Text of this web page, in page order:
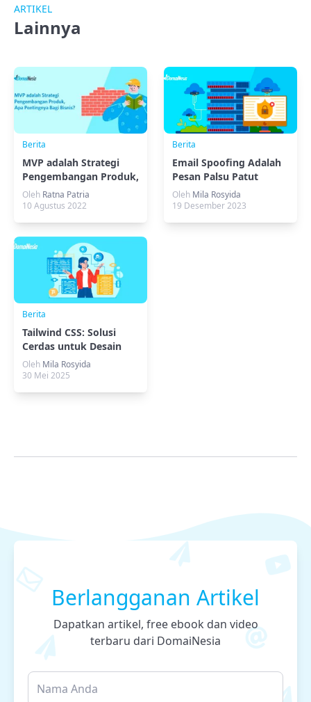
ARTIKEL
Lainnya
Berita
MVP adalah Strategi
Pengembangan Produk,
Apa Pentingnya Bagi
Bisnis?
Oleh Ratna Patria
10 Agustus 2022
Berita
Email Spoofing Adalah
Pesan Palsu Patut
Diwaspadai!
Oleh Mila Rosyida
19 Desember 2023
Berita
Tailwind CSS: Solusi
Cerdas untuk Desain
Web Fleksibel
Oleh Mila Rosyida
30 Mei 2025
Berlangganan Artikel
Dapatkan artikel, free ebook dan video
terbaru dari DomaiNesia